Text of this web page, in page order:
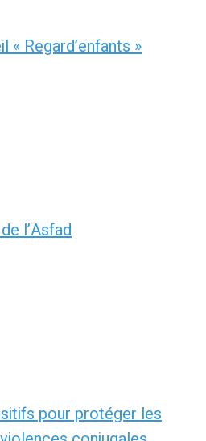
Regard’enfants »
l’Asfad
pour protéger les